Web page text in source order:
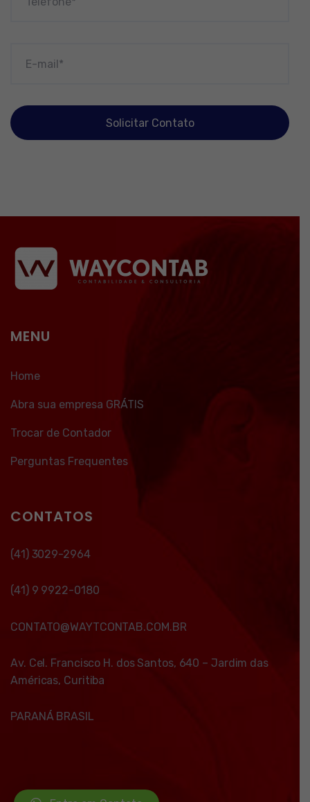
MENU
Home
Abra sua empresa GRÁTIS
Trocar de Contador
Perguntas Frequentes
CONTATOS
(41) 3029-2964
(41) 9 9922-0180
CONTATO@WAYTCONTAB.COM.BR
Av. Cel. Francisco H. dos Santos, 640 – Jardim das
Américas, Curitiba
PARANÁ BRASIL